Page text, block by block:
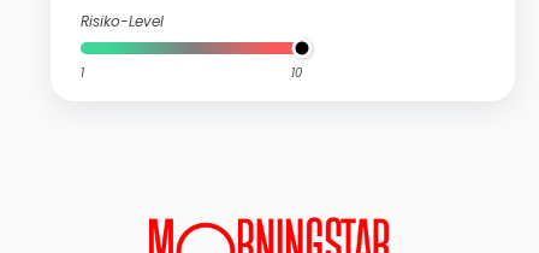
Risiko-Level
1 10